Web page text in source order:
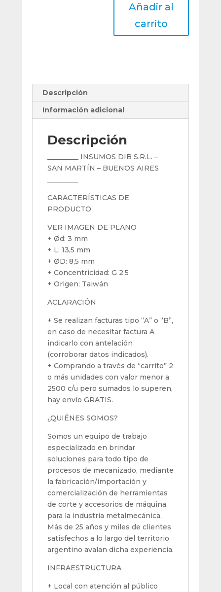
Vertex
Diámetro
Añadir al
carrito
Descripción
Información adicional
Descripción
_________ INSUMOS DIB S.R.L. –
SAN MARTÍN – BUENOS AIRES
CARACTERÍSTICAS DE
PRODUCTO
VER IMAGEN DE PLANO
+ Ød: 3 mm
+ L: 13,5 mm
+ ØD: 8,5 mm
+ Concentricidad: G 2.5
+ Origen: Taiwán
ACLARACIÓN
+ Se realizan facturas tipo “A” o “B”,
en caso de necesitar factura A
indicarlo con antelación
(corroborar datos indicados).
+ Comprando a través de “carrito” 2
o más unidades con valor menor a
2500 c/u pero sumados lo superen,
hay envío GRATIS.
¿QUIÉNES SOMOS?
Somos un equipo de trabajo
especializado en brindar
soluciones para todo tipo de
procesos de mecanizado, mediante
la fabricación/importación y
comercialización de herramientas
de corte y accesorios de máquina
para la industria metalmecánica.
Más de 25 años y miles de clientes
satisfechos a lo largo del territorio
argentino avalan dicha experiencia.
INFRAESTRUCTURA
+ Local con atención al público